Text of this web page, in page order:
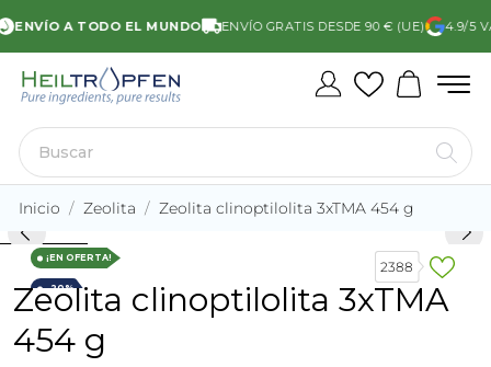
A TODO EL MUNDO ENVÍO GRATIS DESDE 90 € (UE) 4.9/5
Inicio Zeolita Zeolita clinoptilolita 3xTMA 454 g
2388
¡EN OFERTA!
-20%
Zeolita clinoptilolita 3xTMA
454 g